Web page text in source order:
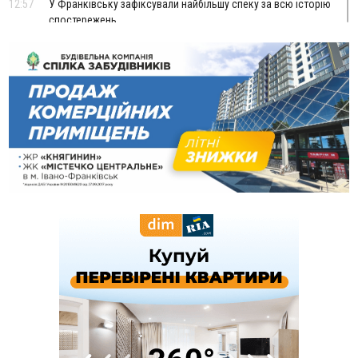
12:57
У Франківську зафіксували найбільшу спеку за всю історію
спостережень
Лікування наркоманії Київ: чому важливо розпочати
терапію якомога раніше
12:00
Франківця, який у Косові викрав за магазину понад 640
тисяч гривень у валюті, засудили до 5 років
11:50
Податкова передасть в Міноборони для "Оберегу" дані про
чоловіків 18–60 років
11:20
Водійка, яку на Сухомлинського побив інший керманич,
відмовилася від обвинувачення — справу закрили
10:45
У Франківську, Коломиї, Долині та Яремче 6 серпня
Змушував надсилати інтимні фото: на Прикарпатті
затримали підозрюваного у розбещенні малолітньої
АМКУ розпочав справу проти Гвіздецької селищної ради
через різні ставки земельного податку
Синоптики попереджають про значний дощ на Прикарпатті
до кінця п'ятниці
Нафтогазову площу на межі Прикарпаття та Львівщини
повторно виставили на аукціон за 830 млн